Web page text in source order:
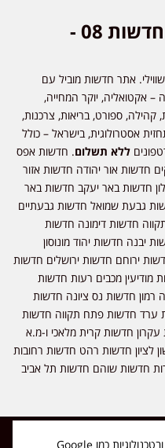
חדשות אפס שמונה | חדשות 08 -
אתר חדשות מוביל עם
– אקטואליה, יוקר המחייה,
קהילה, ספורט, בריאות, צרכנות,
אסטרולוגית, בישראל – כולל
ללא תשלום. חדשות אפס
חדשות אור יהודה חדשות אזור
חדשות באר יעקב חדשות באר
גבעת שמואל חדשות גבעתיים
חדשות דימונה חדשות
יבנה חדשות יהוד מונוסון
ירוחם חדשות ירושלים חדשות
מכבים רעות חדשות
חדשות נס ציונה חדשות
ערד חדשות פתח תקווה חדשות
עקרון חדשות קרית מלאכי ו-מ.א
לציון חדשות רהט חדשות רחובות
חדשות שוהם חדשות תל אביב
אפס שמונה - דיווחים בזמן
אנחנו משתמשים בעוגיות (Cookies) ובטכנולוגיות כמו Google